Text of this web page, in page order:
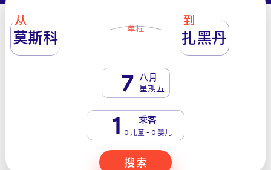
从
莫斯科 单程
到
扎黑丹
7 八月
星期五
1 乘客
0 儿童 - 0 婴儿
搜索